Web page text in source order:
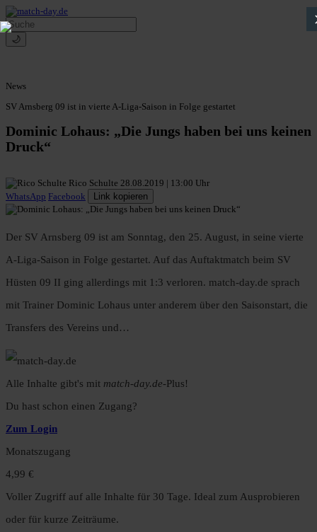
🌙
News
SV Arnsberg 09 ist in vierte A-Liga-Saison in Folge gestartet
Dominic Lohaus: „Die Jungs haben bei uns keinen
Druck“
Rico Schulte 28.08.2019 | 13:00 Uhr
WhatsApp Facebook Link kopieren
Der SV Arnsberg 09 ist am Sonntag, den 25. August, in seine vierte
A-Liga-Saison in Folge gestartet. Auf das Auftaktmatch beim SV
Hüsten 09 II ging allerdings mit 1:3 verloren. match-day.de sprach
mit Trainer Dominic Lohaus unter anderem über den Saisonstart, die
Transfers des Vereins und…
Alle Inhalte gibt's mit match-day.de-Plus!
Du hast schon einen Zugang?
Zum Login
Monatszugang
4,99 €
Voller Zugriff auf alle Inhalte für 30 Tage. Ideal zum Ausprobieren
oder für kurze Zeiträume.